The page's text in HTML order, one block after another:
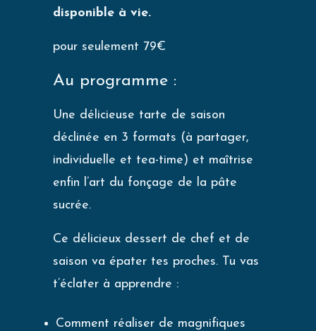
disponible à vie.
pour seulement 79€
Au programme :
Une délicieuse tarte de saison
déclinée en 3 formats (à partager,
individuelle et tea-time) et maîtrise
enfin l’art du fonçage de la pâte
sucrée.
Ce délicieux dessert de chef et de
saison va épater tes proches. Tu vas
t’éclater à apprendre :
Comment réaliser de magnifiques